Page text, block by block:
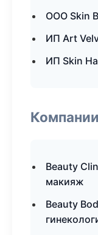
ООО Skin
ИП Art
ИП Skin
Beauty
макияж
Beauty